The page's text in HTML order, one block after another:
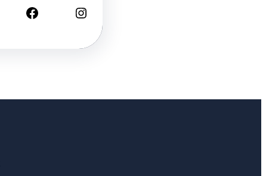
Facebook Instagram